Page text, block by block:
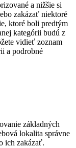
a nižšie si
zakázať niektoré
ktoré boli predtým
kategórii budú z
vidieť zoznam
a podrobné
základných
lokalita správne
ich zakázať.